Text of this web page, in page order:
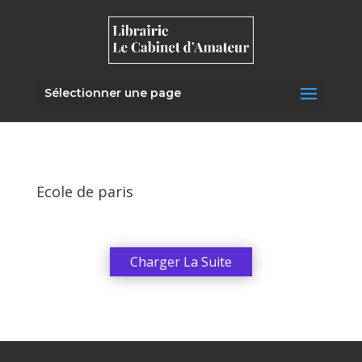
Sélectionner une page
Ecole de paris
Charger La Suite